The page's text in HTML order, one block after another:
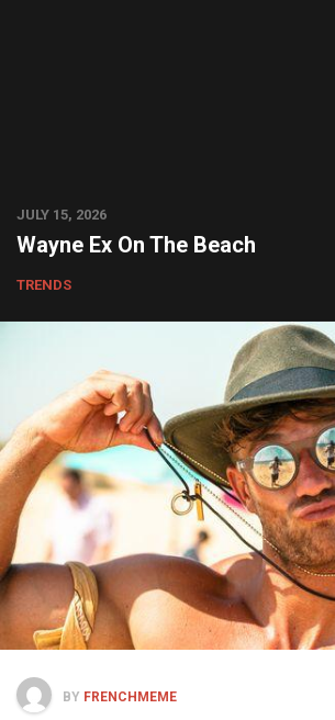
JULY 15, 2026
Wayne Ex On The Beach
TRENDS
BY FRENCHMEME